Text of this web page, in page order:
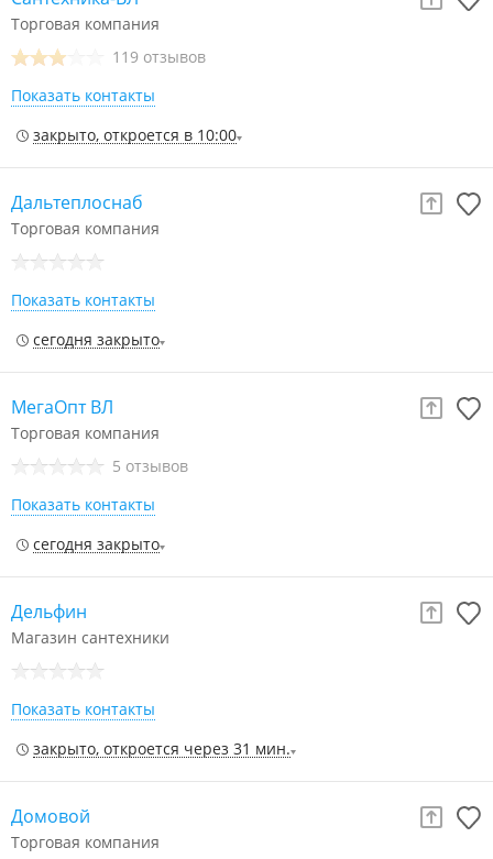
Торговая компания
119 отзывов
Показать контакты
закрыто, откроется в 10:00
Дальтеплоснаб
Торговая компания
Показать контакты
сегодня закрыто
МегаОпт ВЛ
Торговая компания
5 отзывов
Показать контакты
сегодня закрыто
Дельфин
Магазин сантехники
Показать контакты
закрыто, откроется через 31 мин.
Домовой
Торговая компания